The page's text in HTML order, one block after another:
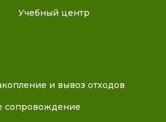
и вывоз отходов
сопровождение
Учебный центр